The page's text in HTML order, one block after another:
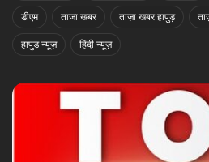
डीएम ताजा खबर ताज़ा खबर हापुड़
हापुड़ न्यूज़ हिंदी न्यूज़